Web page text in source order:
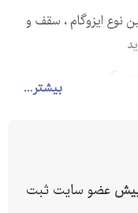
بیشتر...
نوع ایزوگام ، سقف و
عضو سایت ثبت